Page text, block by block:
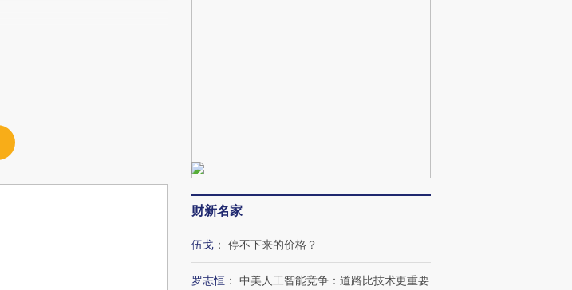
财新名家
伍戈 ： 停不下来的价格？
罗志恒 ： 中美人工智能竞争：道路比技术更重要